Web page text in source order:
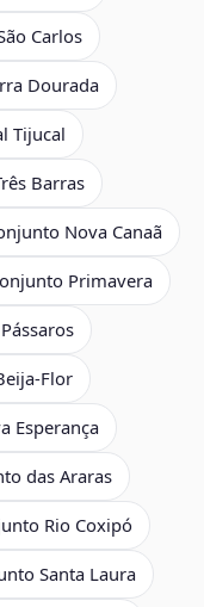
Carlos
Dourada
Tijucal
Barras
Nova Canaã
Primavera
Flor
Esperança
das Araras
Rio Coxipó
Santa Laura